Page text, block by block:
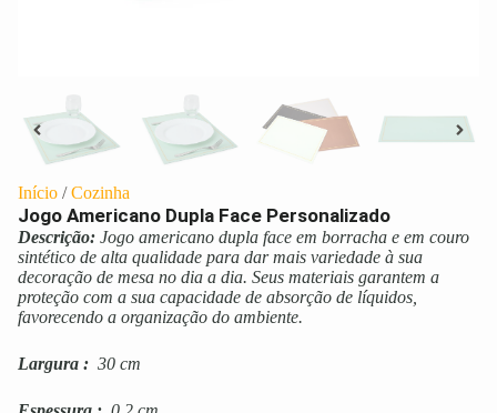
Início /Cozinha
Jogo Americano Dupla Face Personalizado
Descrição: Jogo americano dupla face em borracha e em couro
sintético de alta qualidade para dar mais variedade à sua
decoração de mesa no dia a dia. Seus materiais garantem a
proteção com a sua capacidade de absorção de líquidos,
favorecendo a organização do ambiente.
Largura : 30 cm